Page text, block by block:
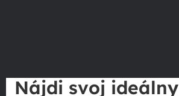
Nájdi svoj ideálny